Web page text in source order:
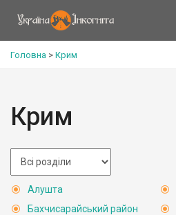
Головна > Крим
Крим
Алушта
Бахчисарайський район